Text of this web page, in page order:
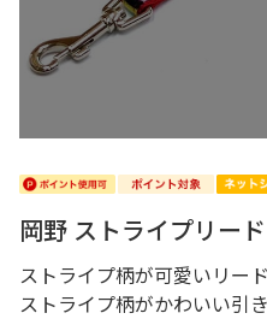
岡野 ストライプリー
ストライプ柄が可愛いリード
ストライプ柄がかわいい引き